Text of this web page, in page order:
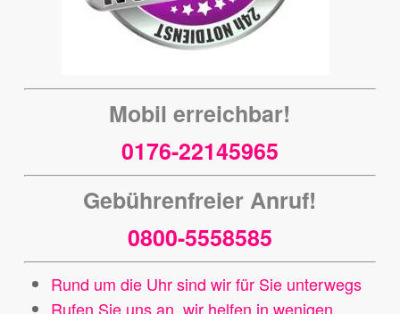
Mobil erreichbar!
0176-22145965
Gebührenfreier Anruf!
0800-5558585
Rund um die Uhr sind wir für Sie unterwegs
Rufen Sie uns an, wir helfen in wenigen